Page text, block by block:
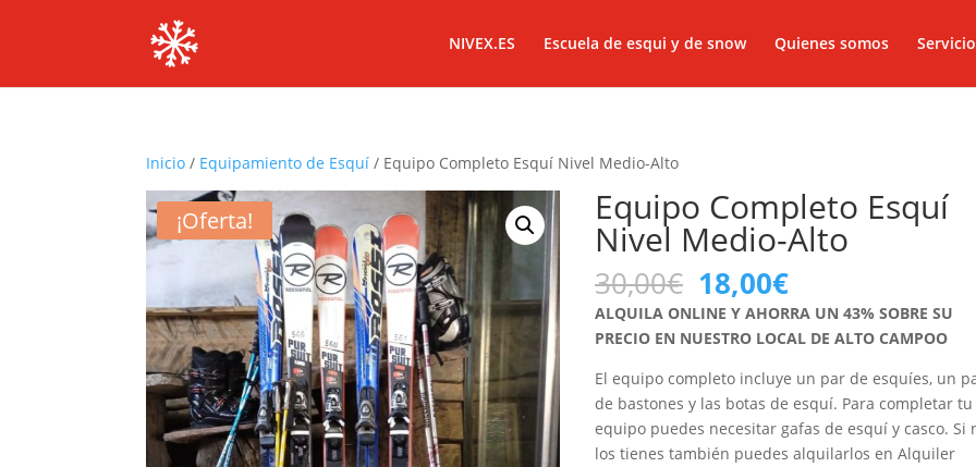
NIVEX.ES Escuela de esqui y de snow Quienes somos
Inicio / Equipamiento de Esquí / Equipo Completo Esquí Nivel Medio-Alto
¡Oferta! Equipo Completo Esquí
Nivel Medio-Alto
30,00€ El
precio
original
era:
30,00€.
18,00€El
precio
actual
es:
18,00€.
ALQUILA ONLINE Y AHORRA UN 43% SOBRE SU
PRECIO EN NUESTRO LOCAL DE ALTO CAMPOO
El equipo completo incluye un par de esquíes, un
de bastones y las botas de esquí. Para completar tu
equipo puedes necesitar gafas de esquí y casco. Si
los tienes también puedes alquilarlos en Alquiler